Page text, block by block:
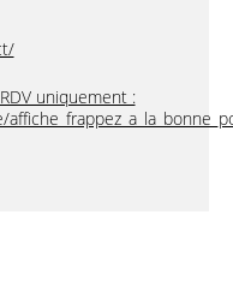
uniquement :